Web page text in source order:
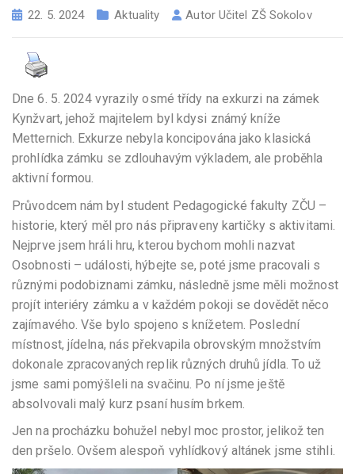
22. 5. 2024 Aktuality Autor Učitel ZŠ Sokolov
Dne 6. 5. 2024 vyrazily osmé třídy na exkurzi na zámek
Kynžvart, jehož majitelem byl kdysi známý kníže
Metternich. Exkurze nebyla koncipována jako klasická
prohlídka zámku se zdlouhavým výkladem, ale proběhla
aktivní formou.
Průvodcem nám byl student Pedagogické fakulty ZČU –
historie, který měl pro nás připraveny kartičky s aktivitami.
Nejprve jsem hráli hru, kterou bychom mohli nazvat
Osobnosti – události, hýbejte se, poté jsme pracovali s
různými podobiznami zámku, následně jsme měli možnost
projít interiéry zámku a v každém pokoji se dovědět něco
zajímavého. Vše bylo spojeno s knížetem. Poslední
místnost, jídelna, nás překvapila obrovským množstvím
dokonale zpracovaných replik různých druhů jídla. To už
jsme sami pomýšleli na svačinu. Po ní jsme ještě
absolvovali malý kurz psaní husím brkem.
Jen na procházku bohužel nebyl moc prostor, jelikož ten
den pršelo. Ovšem alespoň vyhlídkový altánek jsme stihli.